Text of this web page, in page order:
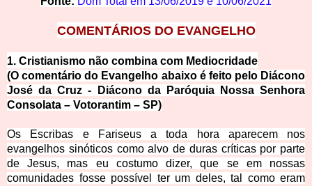
COMENTÁRIOS DO EVANGELHO
1. Cristianismo não combina com Mediocridade
(O comentário do Evangelho abaixo é feito pelo Diácono
José da Cruz - Diácono da Paróquia Nossa Senhora
Consolata – Votorantim – SP)
Os Escribas e Fariseus a toda hora aparecem nos
evangelhos sinóticos como alvo de duras críticas por parte
de Jesus, mas eu costumo dizer, que se em nossas
comunidades fosse possível ter um deles, tal como eram